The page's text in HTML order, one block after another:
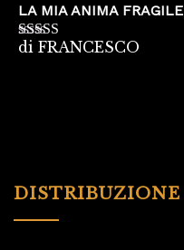
LA MIA ANIMA FRAGILE
Valutato5su
di FRANCESCO
DISTRIBUZIONE